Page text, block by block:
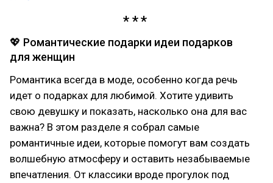
💖 Романтические подарки идеи подарков
для женщин
Романтика всегда в моде, особенно когда речь
идет о подарках для любимой. Хотите удивить
свою девушку и показать, насколько она для вас
важна? В этом разделе я собрал самые
романтичные идеи, которые помогут вам создать
волшебную атмосферу и оставить незабываемые
впечатления. От классики вроде прогулок под